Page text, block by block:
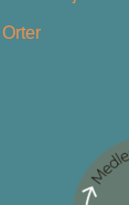
Orter